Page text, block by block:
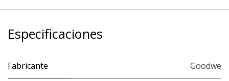
Especificaciones
Fabricante Goodwe